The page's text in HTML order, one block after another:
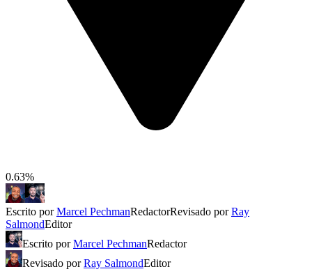
0.63%
Escrito porMarcel PechmanRedactorRevisado porRay
SalmondEditor
Escrito porMarcel PechmanRedactor
Revisado porRay SalmondEditor